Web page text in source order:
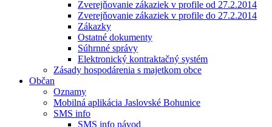
Zverejňovanie zákaziek v profile od 27.2.2014
Zverejňovanie zákaziek v profile do 27.2.2014
Zákazky
Ostatné dokumenty
Súhrnné správy
Elektronický kontraktačný systém
Zásady hospodárenia s majetkom obce
Občan
Oznamy
Mobilná aplikácia Jaslovské Bohunice
SMS info
SMS info návod